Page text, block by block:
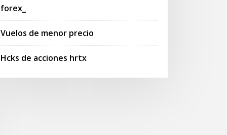
forex_
Vuelos de menor precio
Hcks de acciones hrtx